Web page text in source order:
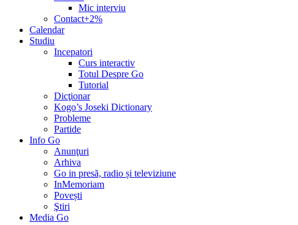
Mic interviu
Contact+2%
Calendar
Studiu
Incepatori
Curs interactiv
Totul Despre Go
Tutorial
Dicţionar
Kogo’s Joseki Dictionary
Probleme
Partide
Info Go
Anunţuri
Arhiva
Go in presă, radio și televiziune
InMemoriam
Povești
Ştiri
Media Go